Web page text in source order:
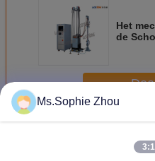
Het
de
MeerHet mechanische
Ms.Sophie Zhou